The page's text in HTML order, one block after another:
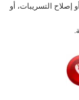
إصلاح التسريبات، أو